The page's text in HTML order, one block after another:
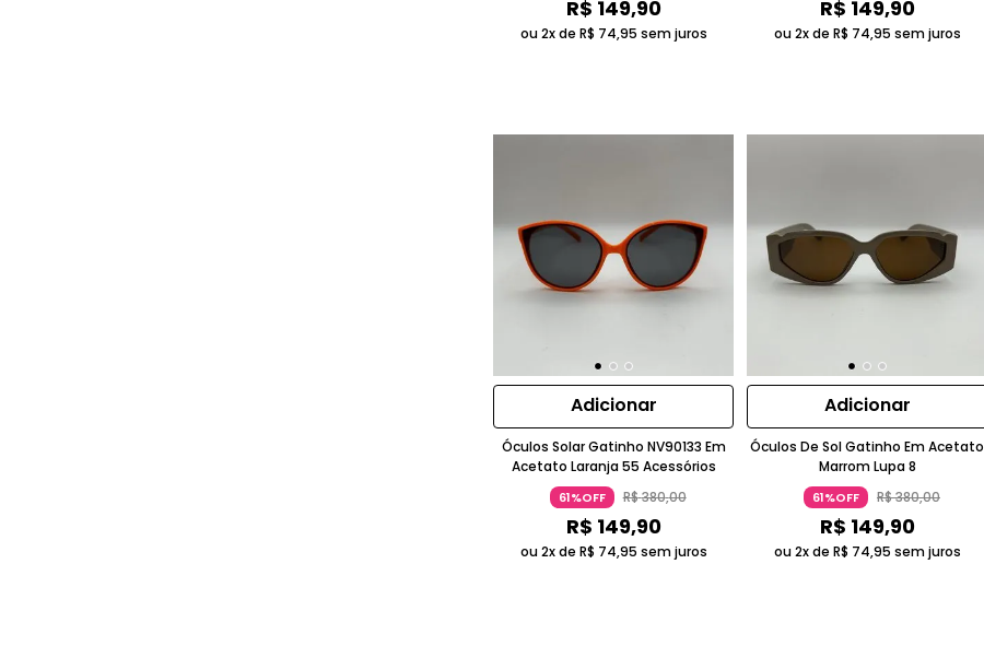
R$ 149,90
ou 2x de R$ 74,95 sem juros
R$ 149,90
ou 2x de R$ 74,95 sem juros
Adicionar
Óculos Solar Gatinho NV90133 Em
Acetato Laranja 55 Acessórios
61%OFF R$380,00
R$ 149,90
ou 2x de R$ 74,95 sem juros
Adicionar
Óculos De Sol Gatinho Em Acetato
Marrom Lupa 8
61%OFF R$380,00
R$ 149,90
ou 2x de R$ 74,95 sem juros